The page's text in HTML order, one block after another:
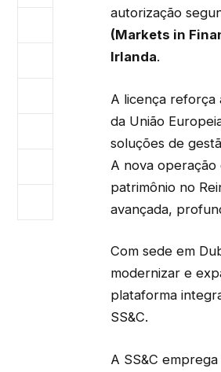
autorização
(Markets in
Irlanda.
A licença reforça
da União
soluções de
A nova operação
patrimônio no
avançada,
Com sede em
modernizar e
plataforma
SS&C.
A SS&C